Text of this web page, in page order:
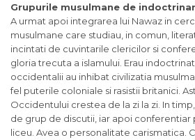
Grupurile musulmane de
A urmat apoi integrarea lui Nawaz in
musulmane care studiau, in comun,
incintati de cuvintarile clericilor si
gloria trecuta a islamului. Erau
occidentalii au inhibat civilizatia
fel puterile coloniale si rasistii britanici.
Occidentului crestea de la zi la zi. In
de grup de discutii, iar apoi conferentiar
liceu. Avea o personalitate carismatica.